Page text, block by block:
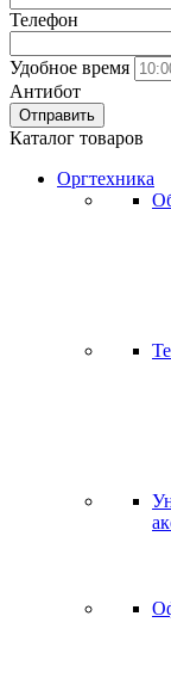
Телефон
Удобное время
Антибот
Отправить
Каталог товаров
Оргтехника